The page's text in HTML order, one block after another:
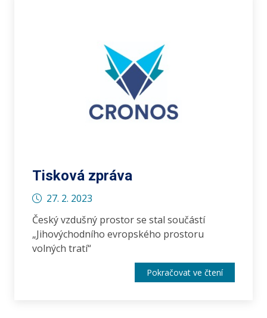
Tisková zpráva
27. 2. 2023
Český vzdušný prostor se stal součástí
„Jihovýchodního evropského prostoru
volných tratí“
Pokračovat ve čtení